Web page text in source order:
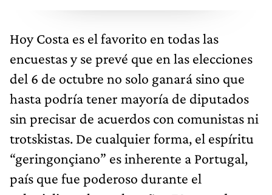
Hoy Costa es el favorito en todas las
encuestas y se prevé que en las elecciones
del 6 de octubre no solo ganará sino que
hasta podría tener mayoría de diputados
sin precisar de acuerdos con comunistas ni
trotskistas. De cualquier forma, el espíritu
“geringonçiano” es inherente a Portugal,
país que fue poderoso durante el